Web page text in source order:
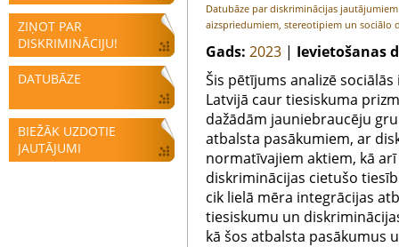
ZIŅOT PAR
DISKRIMINĀCIJU!
DATUBĀZE
BIEŽĀK UZDOTIE
JAUTĀJUMI
Datubāze par diskriminācijas
aizspriedumiem, stereotipiem un sociālo
Gads: 2023 | Ievietošanas
Šis pētījums analizē
Latvijā caur tiesiskuma
dažādām jauniebraucēju
atbalsta pasākumiem, ar
normatīvajiem aktiem, kā
diskriminācijas cietušo
cik lielā mēra integrācijas
tiesiskumu un
kā šos atbalsta pasākumus